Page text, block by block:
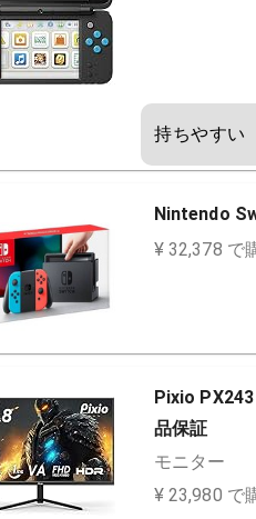
持ちやすい
Nintendo
¥ 32,378 で
Pixio
品保証
モニター
¥ 23,980 で